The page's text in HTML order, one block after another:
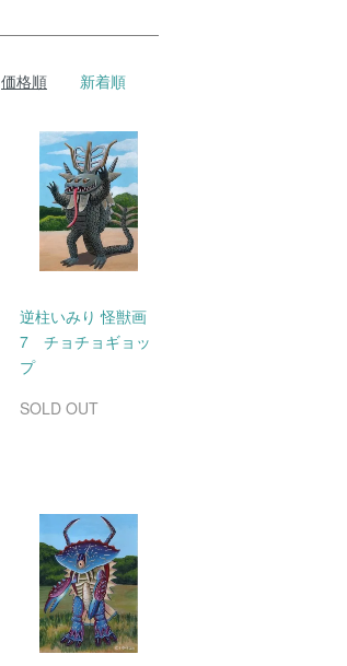
価格順 新着順
逆柱いみり 怪獣画
7 チョチョギョッ
プ
SOLD OUT